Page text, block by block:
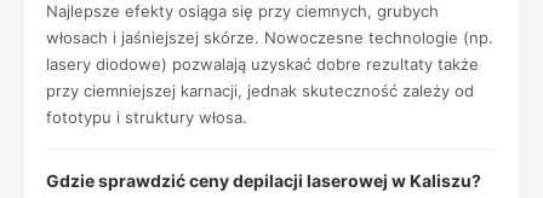
Najlepsze efekty osiąga się przy ciemnych, grubych
włosach i jaśniejszej skórze. Nowoczesne technologie (np.
lasery diodowe) pozwalają uzyskać dobre rezultaty także
przy ciemniejszej karnacji, jednak skuteczność zależy od
fototypu i struktury włosa.
Gdzie sprawdzić ceny depilacji laserowej w Kaliszu?